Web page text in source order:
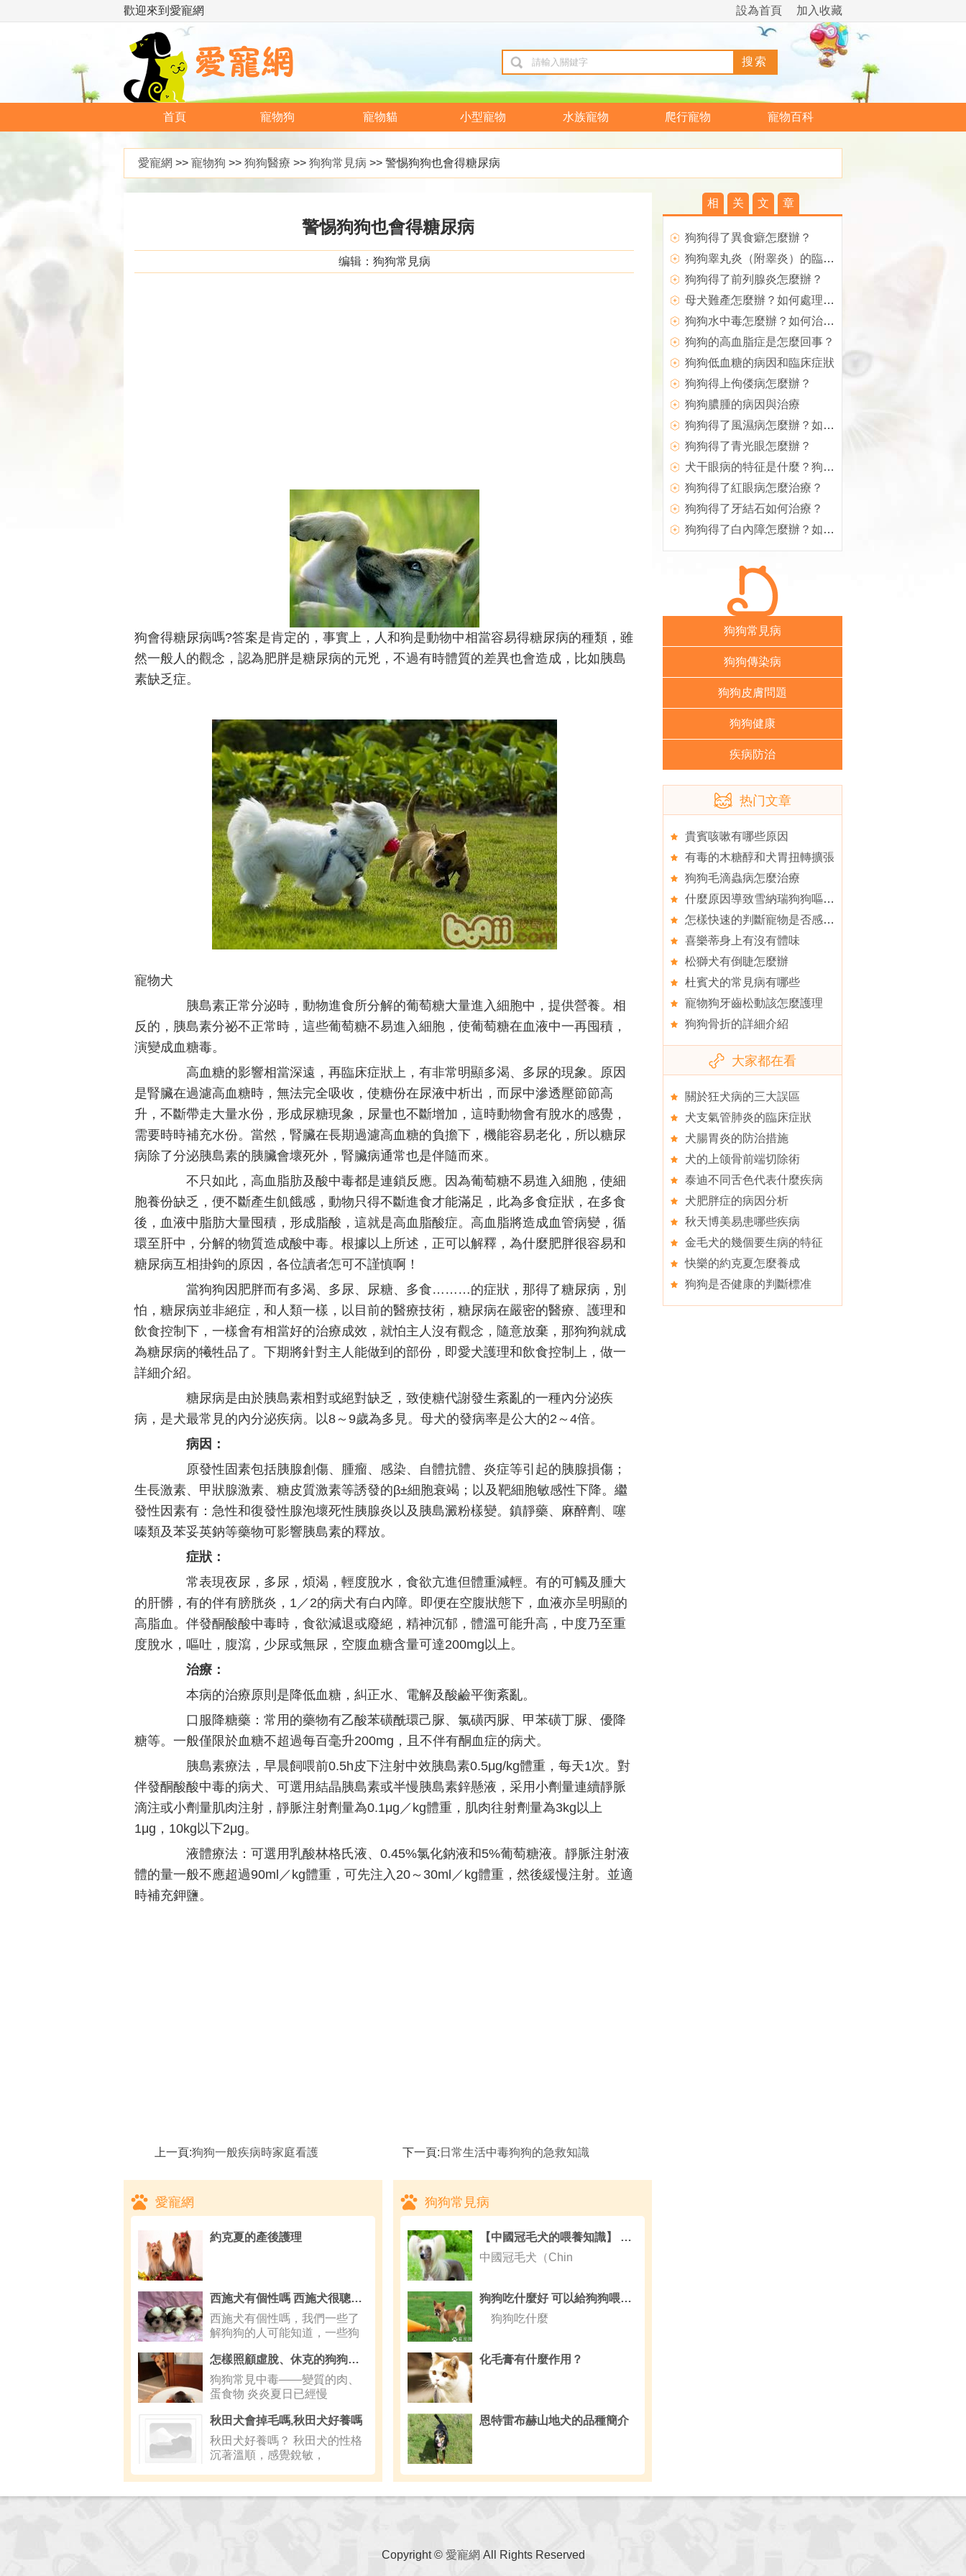
歡迎來到愛寵網 加入收藏
設為首頁
首頁 寵物狗 寵物貓 小型寵物 水族寵物 爬行寵物 寵物百科
愛寵網 >> 寵物狗 >> 狗狗醫療 >> 狗狗常見病 >> 警惕狗狗也會得糖尿病
警惕狗狗也會得糖尿病
编辑：狗狗常見病
狗會得糖尿病嗎?答案是肯定的，事實上，人和狗是動物中相當容易得糖尿病的種類，雖
然一般人的觀念，認為肥胖是糖尿病的元兇，不過有時體質的差異也會造成，比如胰島
素缺乏症。
寵物犬
胰島素正常分泌時，動物進食所分解的葡萄糖大量進入細胞中，提供營養。相
反的，胰島素分祕不正常時，這些葡萄糖不易進入細胞，使葡萄糖在血液中一再囤積，
演變成血糖毒。
高血糖的影響相當深遠，再臨床症狀上，有非常明顯多渴、多尿的現象。原因
是腎臟在過濾高血糖時，無法完全吸收，使糖份在尿液中析出，而尿中滲透壓節節高
升，不斷帶走大量水份，形成尿糖現象，尿量也不斷增加，這時動物會有脫水的感覺，
需要時時補充水份。當然，腎臟在長期過濾高血糖的負擔下，機能容易老化，所以糖尿
病除了分泌胰島素的胰臟會壞死外，腎臟病通常也是伴隨而來。
不只如此，高血脂肪及酸中毒都是連鎖反應。因為葡萄糖不易進入細胞，使細
胞養份缺乏，便不斷產生飢餓感，動物只得不斷進食才能滿足，此為多食症狀，在多食
後，血液中脂肪大量囤積，形成脂酸，這就是高血脂酸症。高血脂將造成血管病變，循
環至肝中，分解的物質造成酸中毒。根據以上所述，正可以解釋，為什麼肥胖很容易和
糖尿病互相掛鉤的原因，各位讀者怎可不謹慎啊！
當狗狗因肥胖而有多渴、多尿、尿糖、多食………的症狀，那得了糖尿病，別
怕，糖尿病並非絕症，和人類一樣，以目前的醫療技術，糖尿病在嚴密的醫療、護理和
飲食控制下，一樣會有相當好的治療成效，就怕主人沒有觀念，隨意放棄，那狗狗就成
為糖尿病的犧牲品了。下期將針對主人能做到的部份，即愛犬護理和飲食控制上，做一
詳細介紹。
糖尿病是由於胰島素相對或絕對缺乏，致使糖代謝發生紊亂的一種內分泌疾
病，是犬最常見的內分泌疾病。以8～9歲為多見。母犬的發病率是公大的2～4倍。
病因：
原發性固素包括胰腺創傷、腫瘤、感染、自體抗體、炎症等引起的胰腺損傷；
生長激素、甲狀腺激素、糖皮質激素等誘發的β±細胞衰竭；以及靶細胞敏感性下降。繼
發性因素有：急性和復發性腺泡壞死性胰腺炎以及胰島澱粉樣變。鎮靜藥、麻醉劑、噻
嗪類及苯妥英鈉等藥物可影響胰島素的釋放。
症狀：
常表現夜尿，多尿，煩渴，輕度脫水，食欲亢進但體重減輕。有的可觸及腫大
的肝髒，有的伴有膀胱炎，1／2的病犬有白內障。即便在空腹狀態下，血液亦呈明顯的
高脂血。伴發酮酸酸中毒時，食欲減退或廢絕，精神沉郁，體溫可能升高，中度乃至重
度脫水，嘔吐，腹瀉，少尿或無尿，空腹血糖含量可達200mg以上。
治療：
本病的治療原則是降低血糖，糾正水、電解及酸鹼平衡紊亂。
口服降糖藥：常用的藥物有乙酸苯磺酰環己脲、氯磺丙脲、甲苯磺丁脲、優降
糖等。一般僅限於血糖不超過每百毫升200mg，且不伴有酮血症的病犬。
胰島素療法，早晨飼喂前0.5h皮下注射中效胰島素0.5μg/kg體重，每天1次。對
伴發酮酸酸中毒的病犬、可選用結晶胰島素或半慢胰島素鋅懸液，采用小劑量連續靜脈
滴注或小劑量肌肉注射，靜脈注射劑量為0.1μg／kg體重，肌肉往射劑量為3kg以上
1μg，10kg以下2μg。
液體療法：可選用乳酸林格氏液、0.45%氯化鈉液和5%葡萄糖液。靜脈注射液
體的量一般不應超過90ml／kg體重，可先注入20～30ml／kg體重，然後緩慢注射。並適
時補充鉀鹽。
上一頁:狗狗一般疾病時家庭看護 下一頁: 日常生活中毒狗狗的急救知識
愛寵網
約克夏的產後護理
西施犬有個性嗎 西施犬很聰明忠實友善
西施犬有個性嗎，我們一些了
解狗狗的人可能知道，一些狗
怎樣照顧虛脫、休克的狗狗呢,怎麼給狗狗做人工呼吸
狗狗常見中毒——變質的肉、
蛋食物 炎炎夏日已經慢
秋田犬會掉毛嗎,秋田犬好養嗎
秋田犬好養嗎？ 秋田犬的性格
沉著溫順，感覺銳敏，
狗狗常見病
【中國冠毛犬的喂養知識】 中國冠毛犬的喂食要點
中國冠毛犬（Chin
狗狗吃什麼好 可以給狗狗喂食天然飯菜
狗狗吃什麼
化毛膏有什麼作用？
恩特雷布赫山地犬的品種簡介
相 关 文 章
狗狗得了異食癖怎麼辦？
狗狗睾丸炎（附睾炎）的臨床症狀
狗狗得了前列腺炎怎麼辦？
母犬難產怎麼辦？如何處理難產的狗狗？
狗狗水中毒怎麼辦？如何治療？
狗狗的高血脂症是怎麼回事？
狗狗低血糖的病因和臨床症狀
狗狗得上佝偻病怎麼辦？
狗狗膿腫的病因與治療
狗狗得了風濕病怎麼辦？如何治療犬風濕病？
狗狗得了青光眼怎麼辦？
犬干眼病的特征是什麼？狗狗得了干眼病怎麼辦？
狗狗得了紅眼病怎麼治療？
狗狗得了牙結石如何治療？
狗狗得了白內障怎麼辦？如何治療？
狗狗常見病
狗狗傳染病
狗狗皮膚問題
狗狗健康
疾病防治
热门文章
貴賓咳嗽有哪些原因
有毒的木糖醇和犬胃扭轉擴張
狗狗毛滴蟲病怎麼治療
什麼原因導致雪納瑞狗狗嘔吐呢
怎樣快速的判斷寵物是否感染寄生蟲
喜樂蒂身上有沒有體味
松獅犬有倒睫怎麼辦
杜賓犬的常見病有哪些
寵物狗牙齒松動該怎麼護理
狗狗骨折的詳細介紹
大家都在看
關於狂犬病的三大誤區
犬支氣管肺炎的臨床症狀
犬腸胃炎的防治措施
犬的上颌骨前端切除術
泰迪不同舌色代表什麼疾病
犬肥胖症的病因分析
秋天博美易患哪些疾病
金毛犬的幾個要生病的特征
快樂的約克夏怎麼養成
狗狗是否健康的判斷標准
Copyright © 愛寵網 All Rights Reserved